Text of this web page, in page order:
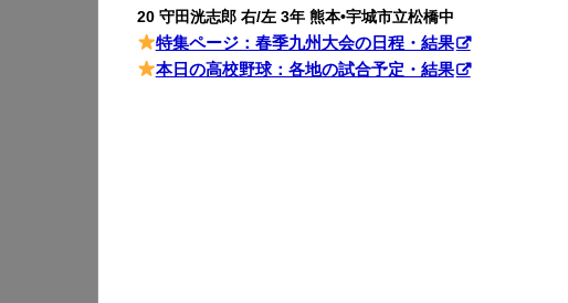
20 守田洸志郎 右/左 3年 熊本•宇城市立松橋中
特集ページ：春季九州大会の日程・結果
本日の高校野球：各地の試合予定・結果